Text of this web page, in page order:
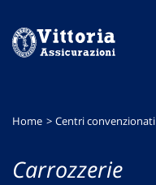
menu
contenuto
footer
Home Centri convenzionati
Carrozzerie